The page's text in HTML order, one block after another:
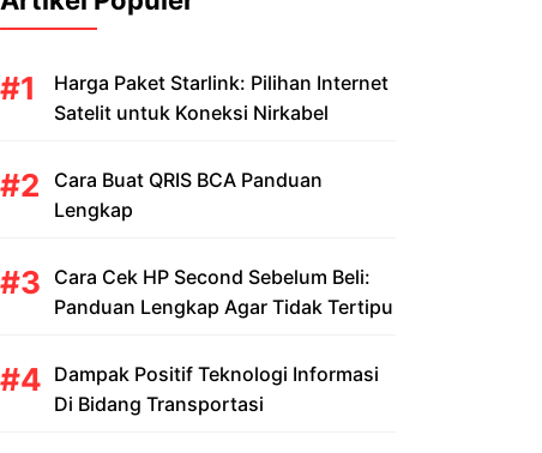
Harga Paket Starlink: Pilihan Internet
Satelit untuk Koneksi Nirkabel
Cara Buat QRIS BCA Panduan
Lengkap
Cara Cek HP Second Sebelum Beli:
Panduan Lengkap Agar Tidak Tertipu
Dampak Positif Teknologi Informasi
Di Bidang Transportasi